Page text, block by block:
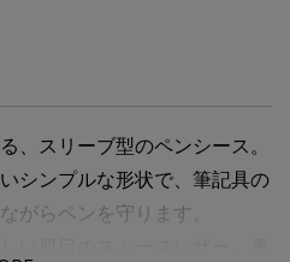
、スリーブ型のペンシース。
シンプルな形状で、筆記具の
がらペンを守ります。